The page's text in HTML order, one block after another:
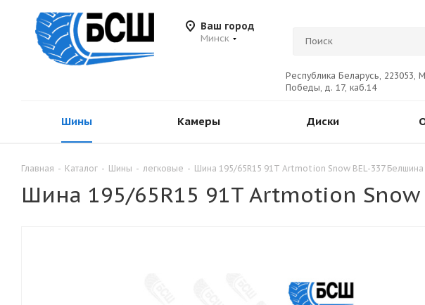
Ваш город
Минск
Республика Беларусь, 223053,
Победы, д. 17, каб.14
Шины Камеры Диски
Главная - Каталог - Шины - легковые - Шина 195/65R15 91T Artmotion Snow BEL-337 Белшина
Шина 195/65R15 91T Artmotion Snow